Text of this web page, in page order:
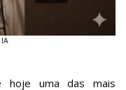
hoje uma das mais